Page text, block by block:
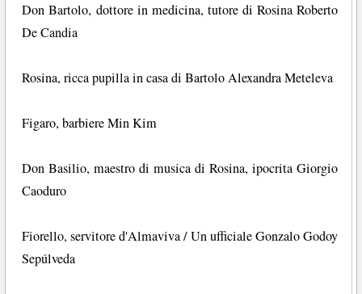
Don Bartolo, dottore in medicina, tutore di Rosina Roberto
De Candia
Rosina, ricca pupilla in casa di Bartolo Alexandra Meteleva
Figaro, barbiere Min Kim
Don Basilio, maestro di musica di Rosina, ipocrita Giorgio
Caoduro
Fiorello, servitore d'Almaviva / Un ufficiale Gonzalo Godoy
Sepúlveda